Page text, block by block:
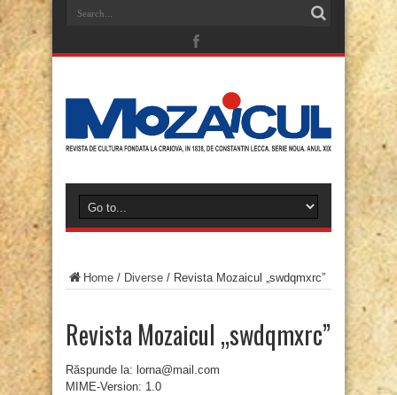
Home / Diverse / Revista Mozaicul „swdqmxrc”
Revista Mozaicul „swdqmxrc”
Răspunde la: lorna@mail.com
MIME-Version: 1.0